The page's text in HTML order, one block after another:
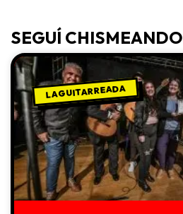
SEGUÍ CHISMEANDO
LA GUITARREADA